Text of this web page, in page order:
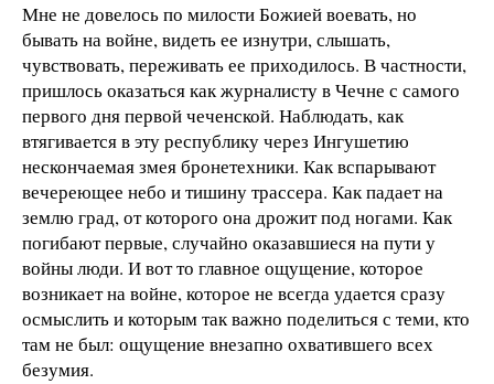
Мне не довелось по милости Божией воевать, но
бывать на войне, видеть ее изнутри, слышать,
чувствовать, переживать ее приходилось. В частности,
пришлось оказаться как журналисту в Чечне с самого
первого дня первой чеченской. Наблюдать, как
втягивается в эту республику через Ингушетию
нескончаемая змея бронетехники. Как вспарывают
вечереющее небо и тишину трассера. Как падает на
землю град, от которого она дрожит под ногами. Как
погибают первые, случайно оказавшиеся на пути у
войны люди. И вот то главное ощущение, которое
возникает на войне, которое не всегда удается сразу
осмыслить и которым так важно поделиться с теми, кто
там не был: ощущение внезапно охватившего всех
безумия.